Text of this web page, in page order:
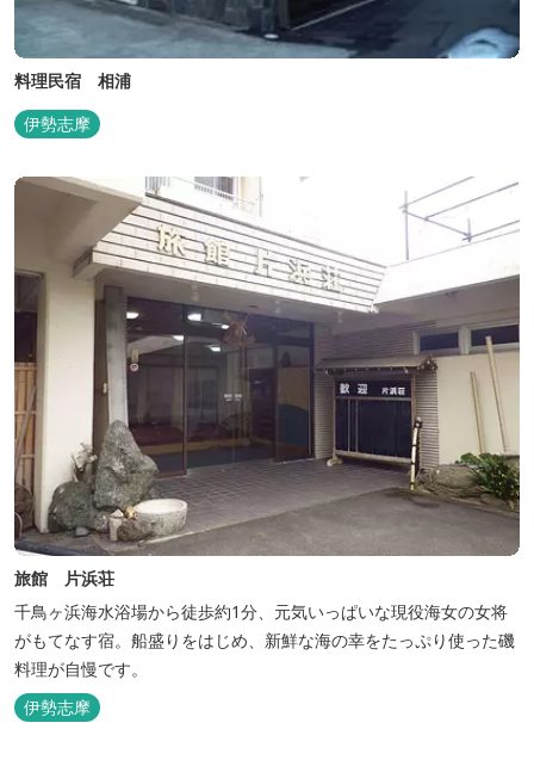
料理民宿 相浦
伊勢志摩
旅館 片浜荘
千鳥ヶ浜海水浴場から徒歩約1分、元気いっぱいな現役海女の女将
がもてなす宿。船盛りをはじめ、新鮮な海の幸をたっぷり使った磯
料理が自慢です。
伊勢志摩